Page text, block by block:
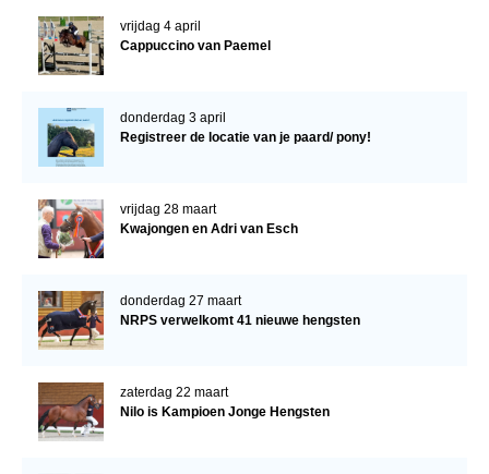
vrijdag 4 april
Cappuccino van Paemel
donderdag 3 april
Registreer de locatie van je paard/ pony!
vrijdag 28 maart
Kwajongen en Adri van Esch
donderdag 27 maart
NRPS verwelkomt 41 nieuwe hengsten
zaterdag 22 maart
Nilo is Kampioen Jonge Hengsten